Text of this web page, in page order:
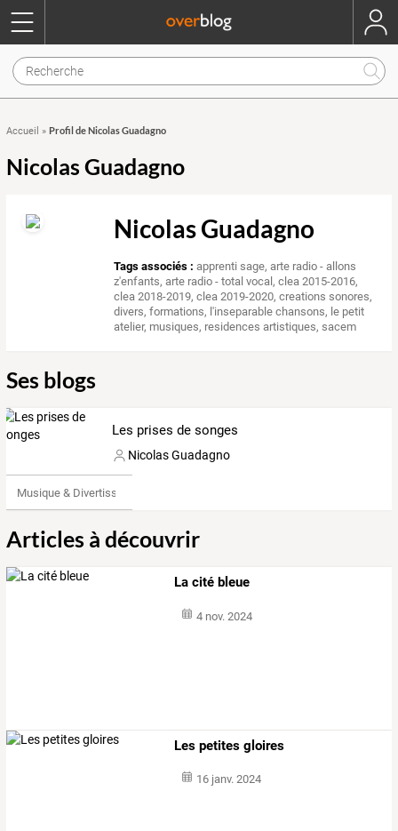
Accueil » Profil de Nicolas Guadagno
Nicolas Guadagno
Nicolas Guadagno
Tags associés : apprenti sage,arte radio - allons
z'enfants,arte radio - total vocal,clea 2015-2016,
clea 2018-2019,clea 2019-2020,creations sonores,
divers,formations, l'inseparable chansons, le petit
atelier, musiques, residences artistiques,sacem
Ses blogs
Les prises de songes
Nicolas Guadagno
Musique & Divertissements
Articles à découvrir
La cité bleue
4 nov. 2024
Les petites gloires
16 janv. 2024